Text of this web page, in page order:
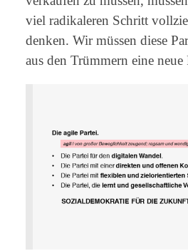
viel radikaleren Schritt
denken. Wir müssen diese
aus den Trümmern eine neue